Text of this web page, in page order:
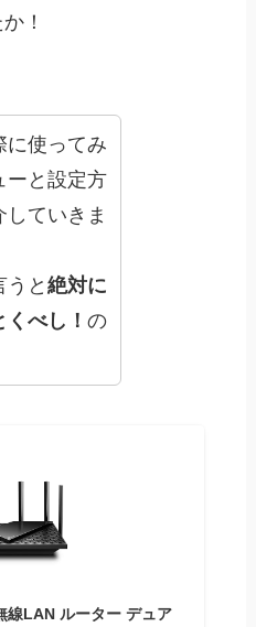
！
に使ってみ
ーと設定方
していきま
うと絶対に
くべし！の
LAN ルーター デュア